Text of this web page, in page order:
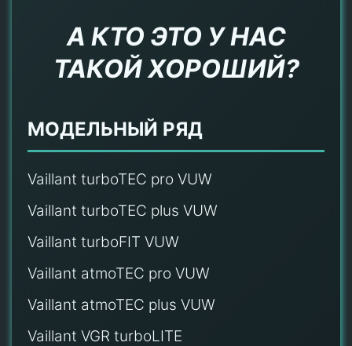
А КТО ЭТО У НАС
ТАКОЙ ХОРОШИЙ?
МОДЕЛЬНЫЙ РЯД
Vaillant turboTEC pro VUW
Vaillant turboTEC plus VUW
Vaillant turboFIT VUW
Vaillant atmoTEC pro VUW
Vaillant atmoTEC plus VUW
Vaillant VGR turboLITE